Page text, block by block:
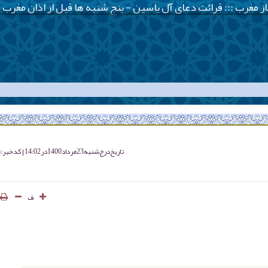
تاریخ درجشنبه 23 مرداد 1400 در 14:02 کد خبر : 4223
ف